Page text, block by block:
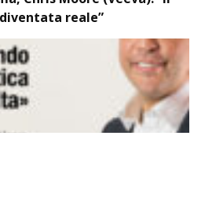
diventata reale”